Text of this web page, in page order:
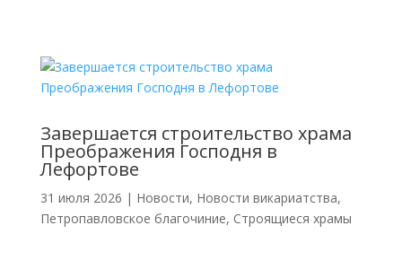
Завершается строительство храма
Преображения Господня в
Лефортове
31 июля 2026 | Новости, Новости викариатства,
Петропавловское благочиние, Строящиеся храмы